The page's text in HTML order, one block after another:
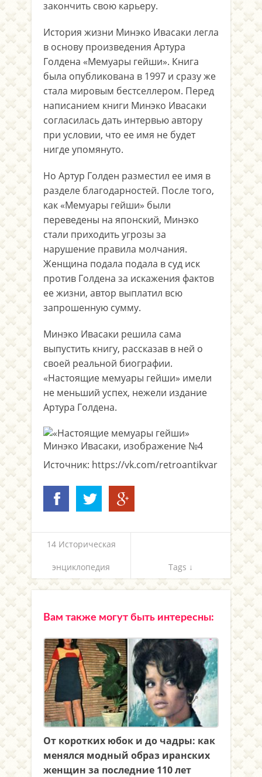
закончить свою карьеру.
История жизни Минэко Ивасаки легла
в основу произведения Артура
Голдена «Мемуары гейши». Книга
была опубликована в 1997 и сразу же
стала мировым бестселлером. Перед
написанием книги Минэко Ивасаки
согласилась дать интервью автору
при условии, что ее имя не будет
нигде упомянуто.
Но Артур Голден разместил ее имя в
разделе благодарностей. После того,
как «Мемуары гейши» были
переведены на японский, Минэко
стали приходить угрозы за
нарушение правила молчания.
Женщина подала подала в суд иск
против Голдена за искажения фактов
ее жизни, автор выплатил всю
запрошенную сумму.
Минэко Ивасаки решила сама
выпустить книгу, рассказав в ней о
своей реальной биографии.
«Настоящие мемуары гейши» имели
не меньший успех, нежели издание
Артура Голдена.
Источник: https://vk.com/retroantikvar
14 Историческая
энциклопедия Tags ↓
Вам также могут быть интересны:
От коротких юбок и до чадры: как
менялся модный образ иранских
женщин за последние 110 лет